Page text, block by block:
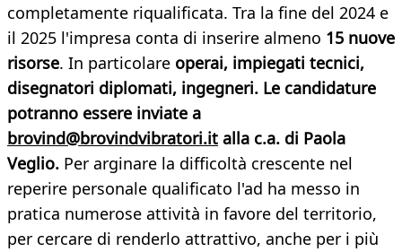
completamente riqualificata. Tra la fine del 2024 e
il 2025 l'impresa conta di inserire almeno 15 nuove
risorse. In particolare operai, impiegati tecnici,
disegnatori diplomati, ingegneri. Le candidature
potranno essere inviate a
brovind@brovindvibratori.it alla c.a. di Paola
Veglio. Per arginare la difficoltà crescente nel
reperire personale qualificato l'ad ha messo in
pratica numerose attività in favore del territorio,
per cercare di renderlo attrattivo, anche per i più